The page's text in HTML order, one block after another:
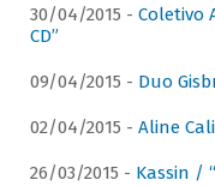
30/04/2015 - Coletivo
CD”
09/04/2015 - Duo
02/04/2015 - Aline
26/03/2015 - Kassin /